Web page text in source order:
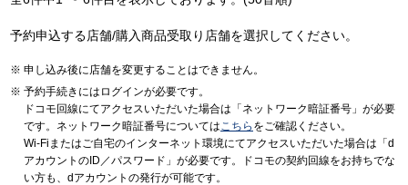
予約申込する店舗/購入商品受取り店舗を選択してください。
申し込み後に店舗を変更することはできません。
予約手続きにはログインが必要です。
ドコモ回線にてアクセスいただいた場合は「ネットワーク暗証番号」が必要
です。ネットワーク暗証番号についてはこちら をご確認ください。
Wi-Fiまたはご自宅のインターネット環境にてアクセスいただいた場合は「d
アカウントのID／パスワード」が必要です。ドコモの契約回線をお持ちでな
い方も、dアカウントの発行が可能です。